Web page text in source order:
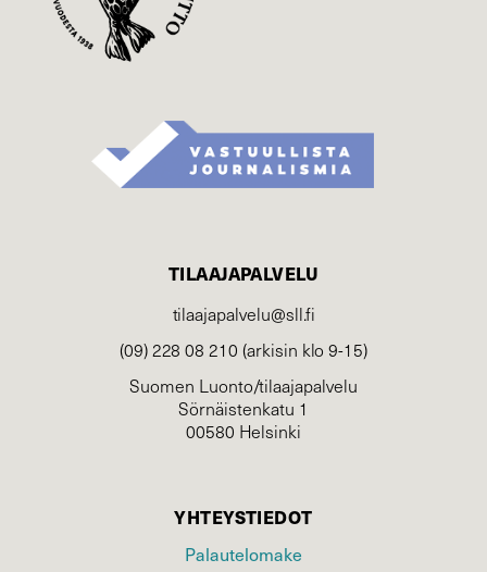
TILAAJAPALVELU
tilaajapalvelu@sll.fi
(09) 228 08 210 (arkisin klo 9-15)
Suomen Luonto/tilaajapalvelu
Sörnäistenkatu 1
00580 Helsinki
YHTEYSTIEDOT
Palautelomake